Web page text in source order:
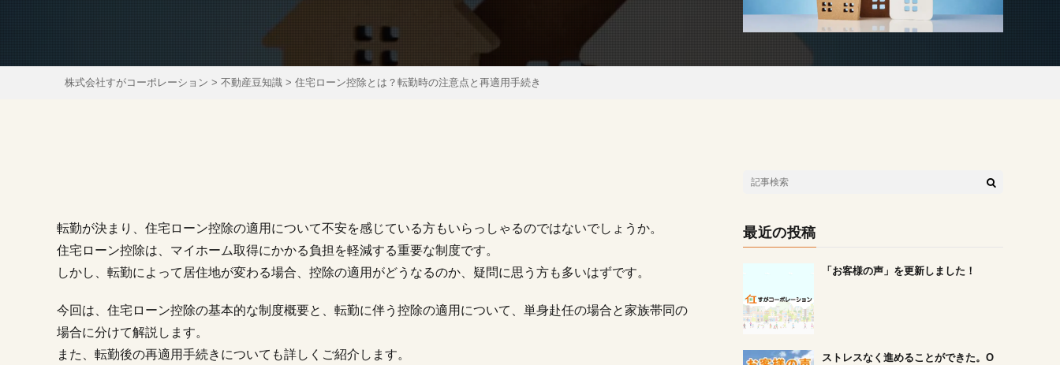
株式会社すがコーポレーション > 不動産豆知識 > 住宅ローン控除とは？転勤時の注意点と再適用手続き
転勤が決まり、住宅ローン控除の適用について不安を感じている方もいらっしゃるのではないでしょうか。
住宅ローン控除は、マイホーム取得にかかる負担を軽減する重要な制度です。
しかし、転勤によって居住地が変わる場合、控除の適用がどうなるのか、疑問に思う方も多いはずです。
今回は、住宅ローン控除の基本的な制度概要と、転勤に伴う控除の適用について、単身赴任の場合と家族帯同の
場合に分けて解説します。
また、転勤後の再適用手続きについても詳しくご紹介します。
最近の投稿
「お客様の声」を更新しました！
ストレスなく進めることができた。O